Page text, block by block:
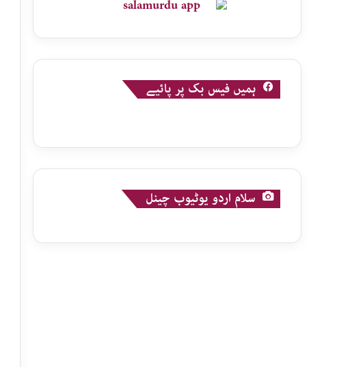
ہمیں فیس بک پر پائیے
سلام اردو یوٹیوب چینل